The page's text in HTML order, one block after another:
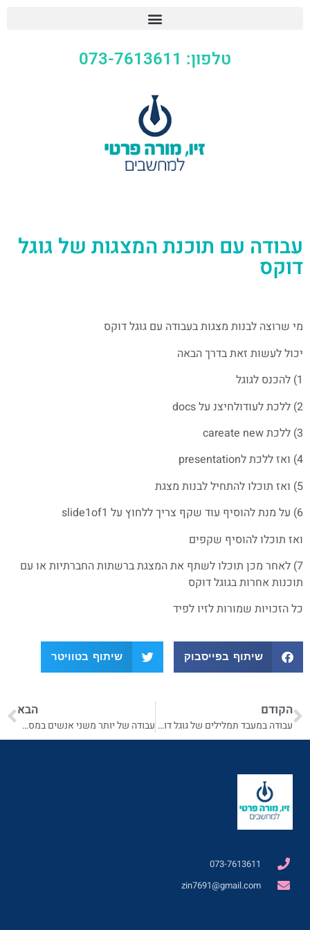
טלפון: 073-7613611
עבודה עם תוכנת המצגות של גוגל
דוקס
מי שרוצה לבנות מצגות בעבודה עם גוגל דוקס
יכול לעשות זאת בדרך הבאה
1) להכנס לגוגל
2) ללכת לעודולחיצנ על docs
3) ללכת careate new
4) ואז ללכת לpresentation
5) ואז תוכלו להתחיל לבנות מצגת
6) על מנת להוסיף עוד שקף צריך ללחוץ על slide1of1
ואז תוכלו להוסיף שקפים
7) לאחר מכן תוכלו לשתף את המצגת ברשתות החברתיות או עם
תוכנות אחרות בגוגל דוקס
כל הזכויות שמורות לזיו לפיד
שיתוף בפייסבוק שיתוף בטוויטר
הקודם
עבודה במעבד תמלילים של גוגל דוקס
הבא
עבודה של יותר משני אנשים במסמך של גוגל דוקס
073-7613611
zin7691@gmail.com